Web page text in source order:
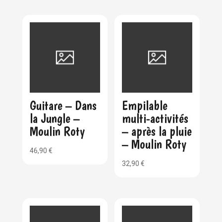
Guitare – Dans
la Jungle –
Moulin Roty
46,90 €
Empilable
multi-activités
– après la pluie
– Moulin Roty
32,90€